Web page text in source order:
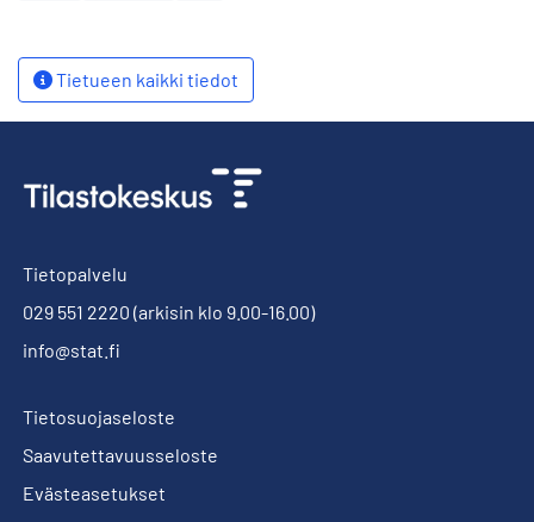
Tietueen kaikki tiedot
Tietopalvelu
029 551 2220 (arkisin klo 9.00-16.00)
info@stat.fi
Tietosuojaseloste
Saavutettavuusseloste
Evästeasetukset